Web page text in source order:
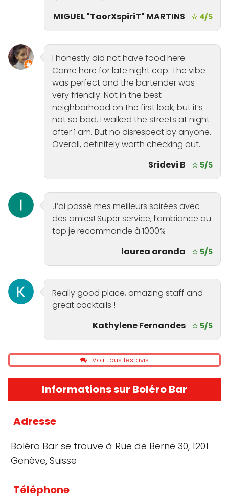
MIGUEL "TaorXspiriT" MARTINS
☆ 4/5
I honestly did not have food here.
Came here for late night cap. The vibe
was perfect and the bartender was
very friendly. Not in the best
neighborhood on the first look, but it’s
not so bad. I walked the streets at night
after 1 am. But no disrespect by anyone.
Overall, definitely worth checking out.
Sridevi B
☆ 5/5
J’ai passé mes meilleurs soirées avec
des amies! Super service, l’ambiance au
top je recommande à 1000%
laurea aranda
☆ 5/5
Really good place, amazing staff and
great cocktails !
Kathylene Fernandes ☆ 5/5
Voir tous les avis
Informations sur Boléro Bar
Adresse
Boléro Bar se trouve à Rue de Berne 30, 1201
Genève, Suisse
Téléphone